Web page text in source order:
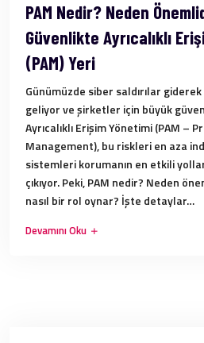
PAM Nedir? Neden
Güvenlikte Ayrıcalıklı
(PAM) Yeri
Günümüzde siber saldırılar
geliyor ve şirketler için büyük
Ayrıcalıklı Erişim Yönetimi (PAM –
Management), bu riskleri en aza
sistemleri korumanın en etkili
çıkıyor. Peki, PAM nedir? Neden
nasıl bir rol oynar? İşte detaylar…
Devamını Oku